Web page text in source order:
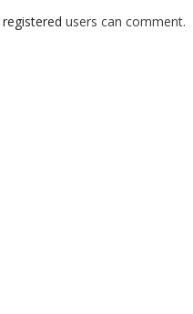
registered users can comment.